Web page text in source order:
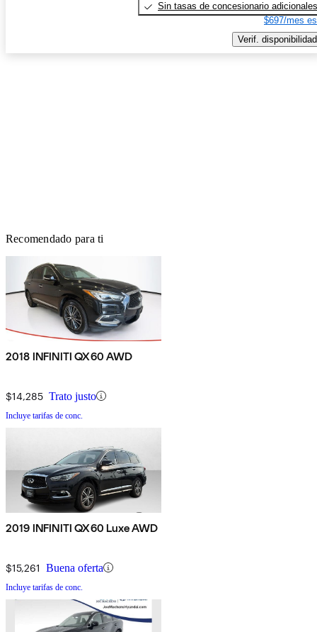
Sin tasas de concesionario adicionales
$697/mes
Verif. disponibilidad
Recomendado para ti
2018 INFINITI QX60 AWD
$14,285 Trato justo
Incluye tarifas de conc.
2019 INFINITI QX60 Luxe AWD
$15,261 Buena oferta
Incluye tarifas de conc.